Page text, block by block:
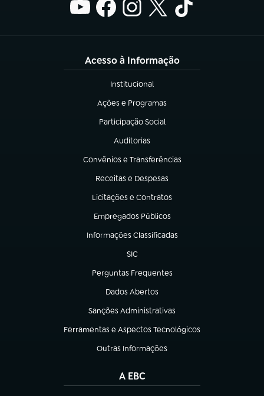
Acesso à Informação
Institucional
(abre em nova aba)
Ações e Programas
(abre em nova aba)
Participação Social
(abre em nova aba)
Auditorias
(abre em nova aba)
Convênios e Transferências
(abre em nova aba)
Receitas e Despesas
(abre em nova aba)
Licitações e Contratos
(abre em nova aba)
Empregados Públicos
(abre em nova aba)
Informações Classificadas
(abre em nova aba)
SIC
(abre em nova aba)
Perguntas Frequentes
(abre em nova aba)
Dados Abertos
(abre em nova aba)
Sanções Administrativas
(abre em nova aba)
Ferramentas e Aspectos Tecnológicos
(abre em nova aba)
Outras Informações
(abre em nova aba)
A EBC